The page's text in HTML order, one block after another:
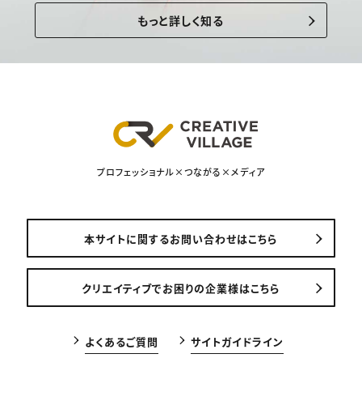
もっと詳しく知る
プロフェッショナル×つながる×メディア
本サイトに関するお問い合わせはこちら
クリエイティブでお困りの企業様はこちら
よくあるご質問 サイトガイドライン